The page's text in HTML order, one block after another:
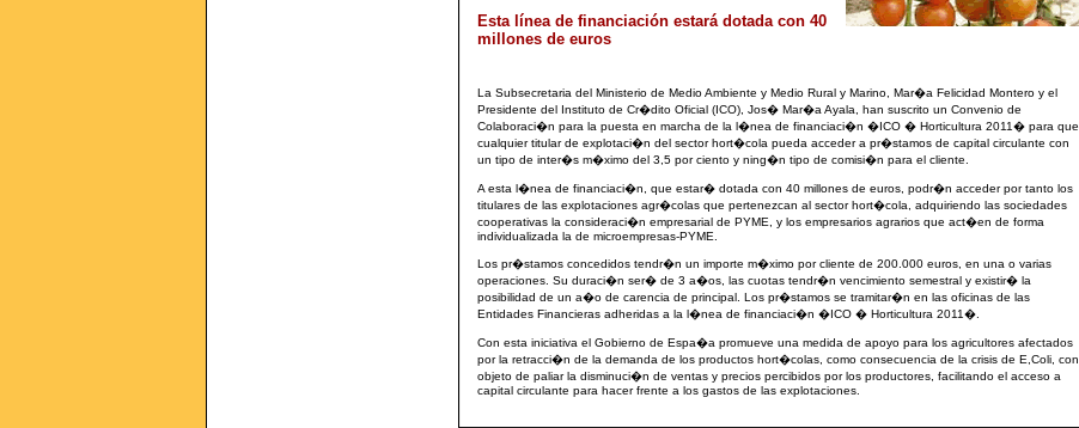
Esta línea de financiación estará dotada con 40
millones de euros
La Subsecretaria del Ministerio de Medio Ambiente y Medio Rural y Marino, Mar�a Felicidad Montero y el
Presidente del Instituto de Cr�dito Oficial (ICO), Jos� Mar�a Ayala, han suscrito un Convenio de
Colaboraci�n para la puesta en marcha de la l�nea de financiaci�n �ICO � Horticultura 2011� para que
cualquier titular de explotaci�n del sector hort�cola pueda acceder a pr�stamos de capital circulante con
un tipo de inter�s m�ximo del 3,5 por ciento y ning�n tipo de comisi�n para el cliente.
A esta l�nea de financiaci�n, que estar� dotada con 40 millones de euros, podr�n acceder por tanto los
titulares de las explotaciones agr�colas que pertenezcan al sector hort�cola, adquiriendo las sociedades
cooperativas la consideraci�n empresarial de PYME, y los empresarios agrarios que act�en de forma
individualizada la de microempresas-PYME.
Los pr�stamos concedidos tendr�n un importe m�ximo por cliente de 200.000 euros, en una o varias
operaciones. Su duraci�n ser� de 3 a�os, las cuotas tendr�n vencimiento semestral y existir� la
posibilidad de un a�o de carencia de principal. Los pr�stamos se tramitar�n en las oficinas de las
Entidades Financieras adheridas a la l�nea de financiaci�n �ICO � Horticultura 2011�.
Con esta iniciativa el Gobierno de Espa�a promueve una medida de apoyo para los agricultores afectados
por la retracci�n de la demanda de los productos hort�colas, como consecuencia de la crisis de E,Coli, con
objeto de paliar la disminuci�n de ventas y precios percibidos por los productores, facilitando el acceso a
capital circulante para hacer frente a los gastos de las explotaciones.